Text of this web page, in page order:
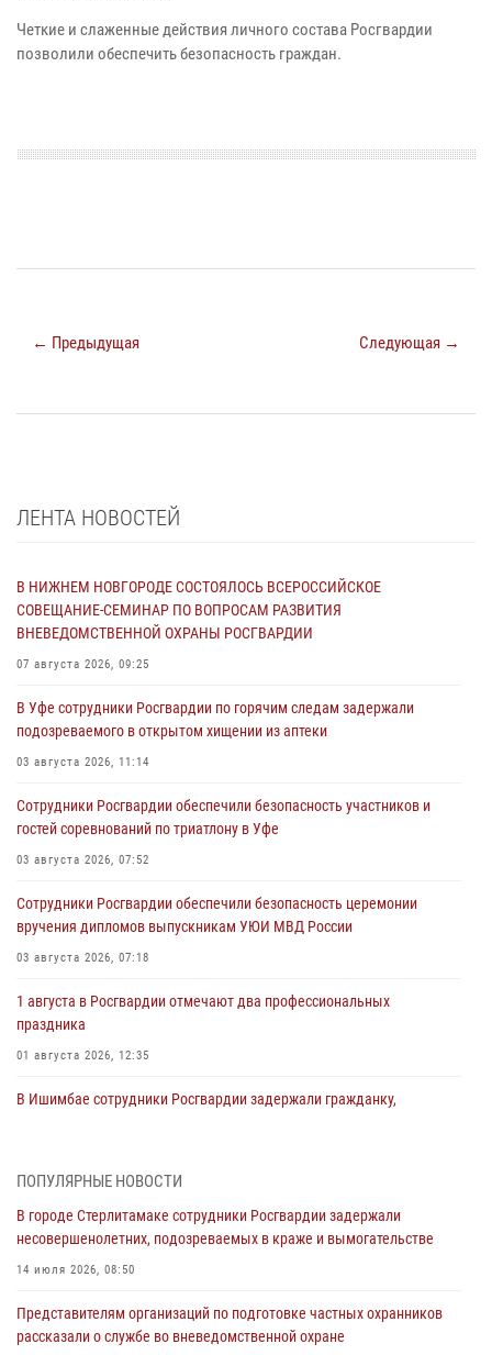
Четкие и слаженные действия личного состава Росгвардии
позволили обеспечить безопасность граждан.
← Предыдущая Следующая →
ЛЕНТА НОВОСТЕЙ
В НИЖНЕМ НОВГОРОДЕ СОСТОЯЛОСЬ ВСЕРОССИЙСКОЕ
СОВЕЩАНИЕ-СЕМИНАР ПО ВОПРОСАМ РАЗВИТИЯ
ВНЕВЕДОМСТВЕННОЙ ОХРАНЫ РОСГВАРДИИ
07 августа 2026, 09:25
В Уфе сотрудники Росгвардии по горячим следам задержали
подозреваемого в открытом хищении из аптеки
03 августа 2026, 11:14
Сотрудники Росгвардии обеспечили безопасность участников и
гостей соревнований по триатлону в Уфе
03 августа 2026, 07:52
Сотрудники Росгвардии обеспечили безопасность церемонии
вручения дипломов выпускникам УЮИ МВД России
03 августа 2026, 07:18
1 августа в Росгвардии отмечают два профессиональных
праздника
01 августа 2026, 12:35
В Ишимбае сотрудники Росгвардии задержали гражданку,
волейбольный турнир на открытом воздухе
30 июля 2026, 09:56
характер»
30 июля 2026, 09:43
ПОПУЛЯРНЫЕ НОВОСТИ
В городе Стерлитамаке сотрудники Росгвардии задержали
несовершенолетних, подозреваемых в краже и вымогательстве
14 июля 2026, 08:50
Представителям организаций по подготовке частных охранников
рассказали о службе во вневедомственной охране